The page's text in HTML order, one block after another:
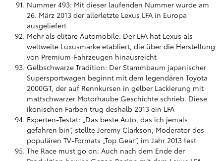
Nummer 493: Mit dieser laufenden Nummer wurde am
26. März 2013 der allerletzte Lexus LFA in Europa
ausgeliefert
Mehr als elitäre Automobile: Der LFA hat Lexus als
weltweite Luxusmarke etabliert, die über die Herstellung
von Premium-Fahrzeugen hinausreicht
Gelbschwarze Tradition: Der Stammbaum japanischer
Supersportwagen beginnt mit dem legendären Toyota
2000GT, der auf Rennkursen in gelber Lackierung mit
mattschwarzer Motorhaube Geschichte schrieb. Diese
ikonischen Farben trug deshalb 2013 ein LFA
Experten-Testat: „Das beste Auto, das ich jemals
gefahren bin“, stellte Jeremy Clarkson, Moderator des
populären TV-Formats „Top Gear“, im Jahr 2013 fest
The Race must go on: Auch nach dem Ende der